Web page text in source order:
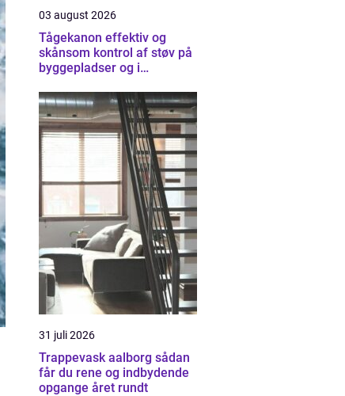
03 august 2026
Tågekanon effektiv og
skånsom kontrol af støv på
byggepladser og i
31 juli 2026
Trappevask aalborg sådan
får du rene og indbydende
opgange året rundt